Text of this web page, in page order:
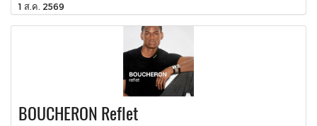
1 ส.ค. 2569
BOUCHERON Reflet